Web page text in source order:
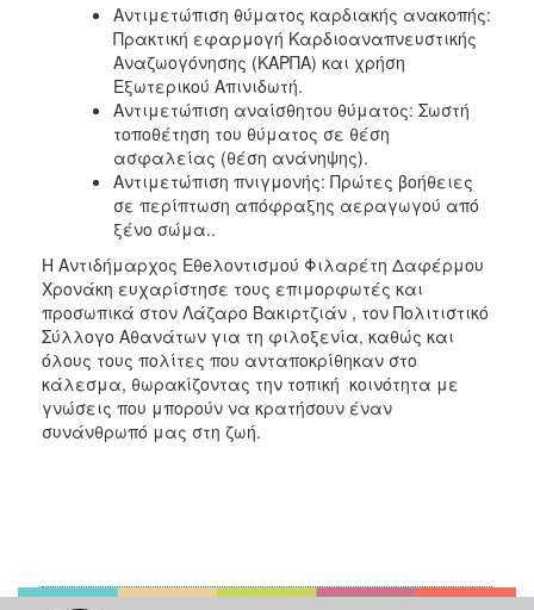
Αντιμετώπιση θύματος καρδιακής ανακοπής:
Πρακτική εφαρμογή Καρδιοαναπνευστικής
Αναζωογόνησης (ΚΑΡΠΑ) και χρήση
Εξωτερικού Απινιδωτή.
Αντιμετώπιση αναίσθητου θύματος: Σωστή
τοποθέτηση του θύματος σε θέση
ασφαλείας (θέση ανάνηψης).
Αντιμετώπιση πνιγμονής: Πρώτες βοήθειες
σε περίπτωση απόφραξης αεραγωγού από
ξένο σώμα..
Η Αντιδήμαρχος Εθeλοντισμού Φιλαρέτη Δαφέρμου
Χρονάκη ευχαρίστησε τους επιμορφωτές και
προσωπικά στον Λάζαρο Βακιρτζιάν , τον Πολιτιστικό
Σύλλογο Αθανάτων για τη φιλοξενία, καθώς και
όλους τους πολίτες που ανταποκρίθηκαν στο
κάλεσμα, θωρακίζοντας την τοπική κοινότητα με
γνώσεις που μπορούν να κρατήσουν έναν
συνάνθρωπό μας στη ζωή.